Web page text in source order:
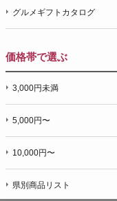
グルメギフトカタログ
価格帯で選ぶ
3,000円未満
5,000円〜
10,000円〜
県別商品リスト